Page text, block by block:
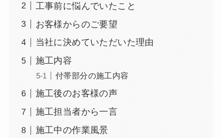
工事前に悩んでいたこと
お客様からのご要望
当社に決めていただいた理由
施工内容
付帯部分の施工内容
施工後のお客様の声
施工担当者から一言
施工中の作業風景